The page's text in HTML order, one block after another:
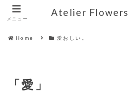
Home 愛おしい。
「愛」
メニュー
Atelier